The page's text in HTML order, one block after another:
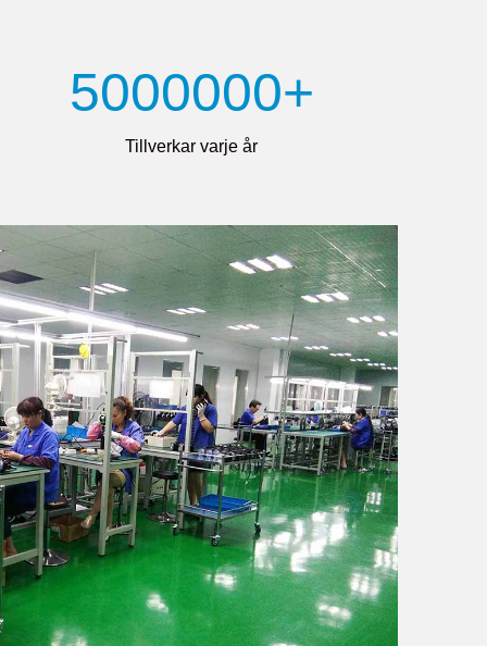
5000000+
Tillverkar varje år